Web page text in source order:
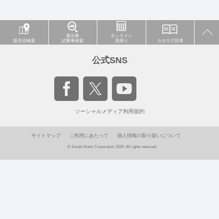
販売店検索
展示車
試乗車検索
オンライン
見積り
カタログ請求
公式SNS
ソーシャルメディア利用規約
サイトマップ ご利用にあたって 個人情報の取り扱いについて
© Suzuki Motor Corporation, 2026. All rights reserved.